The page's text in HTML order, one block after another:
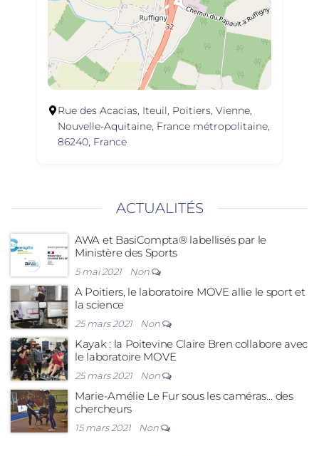
Rue des Acacias, Iteuil, Poitiers, Vienne,
Nouvelle-Aquitaine, France métropolitaine,
86240, France
ACTUALITÉS
AWA et BasiCompta® labellisés par le
Ministère des Sports
5 mai 2021 Non
A Poitiers, le laboratoire MOVE allie le sport et
la science
25 mars 2021 Non
Kayak : la Poitevine Claire Bren collabore avec
le laboratoire MOVE
25 mars 2021 Non
Marie-Amélie Le Fur sous les caméras… des
chercheurs
15 mars 2021 Non